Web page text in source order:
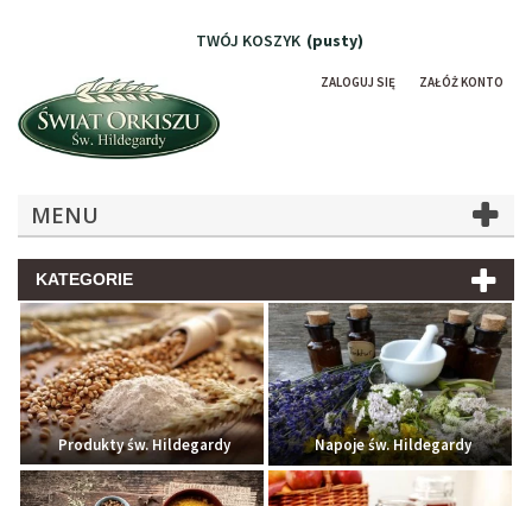
TWÓJ KOSZYK (pusty)
ZALOGUJ SIĘ ZAŁÓŻ KONTO
MENU
KATEGORIE
Produkty św. Hildegardy Napoje św. Hildegardy